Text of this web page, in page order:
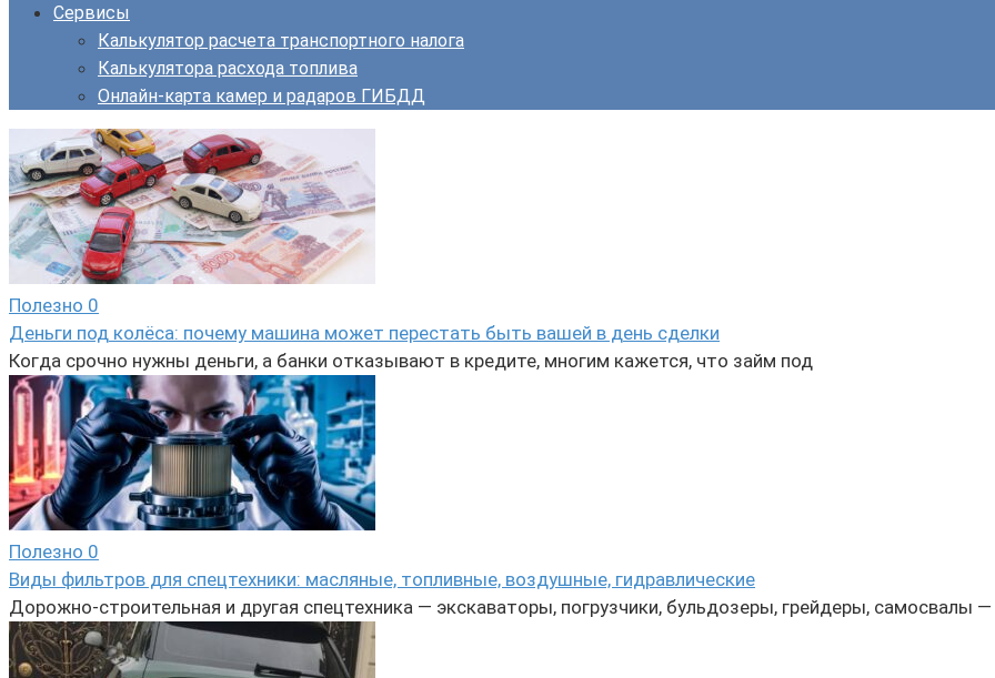
Сервисы
Калькулятор расчета транспортного налога
Калькулятора расхода топлива
Онлайн-карта камер и радаров ГИБДД
Полезно 0
Деньги под колёса: почему машина может перестать быть вашей в день сделки
Когда срочно нужны деньги, а банки отказывают в кредите, многим кажется, что займ под
Полезно 0
Виды фильтров для спецтехники: масляные, топливные, воздушные, гидравлические
Дорожно-строительная и другая спецтехника — экскаваторы, погрузчики, бульдозеры, грейдеры, самосвалы